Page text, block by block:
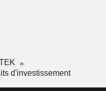
d'investissement